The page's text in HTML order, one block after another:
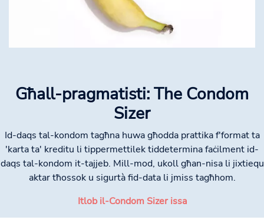
Għall-pragmatisti: The Condom
Sizer
Id-daqs tal-kondom tagħna huwa għodda prattika f'format ta
'karta ta' kreditu li tippermettilek tiddetermina faċilment id-
daqs tal-kondom it-tajjeb. Mill-mod, ukoll għan-nisa li jixtiequ
aktar tħossok u sigurtà fid-data li jmiss tagħhom.
Itlob il-Condom Sizer issa